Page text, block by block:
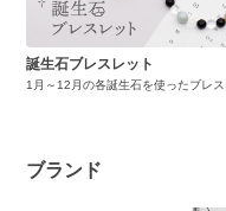
誕生石ブレスレット
1月～12月の各誕生石を使ったブレス
ブランド